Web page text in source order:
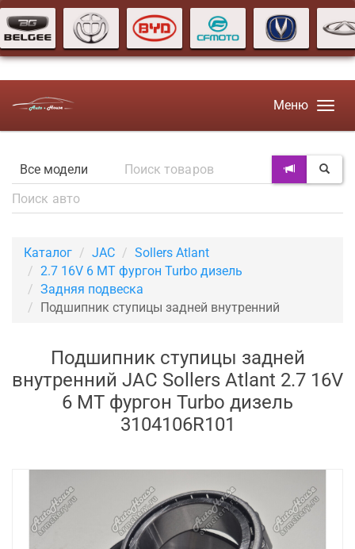
Меню
Каталог JAC
Sollers Atlant
2.7 16V 6 MT фургон Turbo дизель
Задняя подвеска
Подшипник ступицы задней внутренний
Подшипник ступицы задней
внутренний JAC Sollers Atlant 2.7 16V
6 MT фургон Turbo дизель
3104106R101